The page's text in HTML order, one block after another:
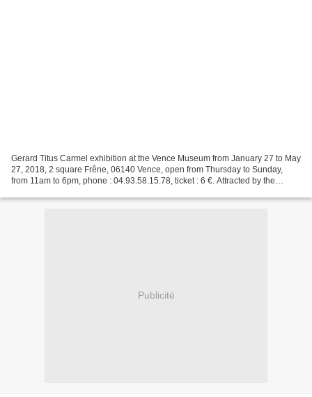
Gerard Titus Carmel exhibition at the Vence Museum from January 27 to May
27, 2018, 2 square Frêne, 06140 Vence, open from Thursday to Sunday,
from 11am to 6pm, phone : 04.93.58.15.78, ticket : 6 €. Attracted by the
Publicité